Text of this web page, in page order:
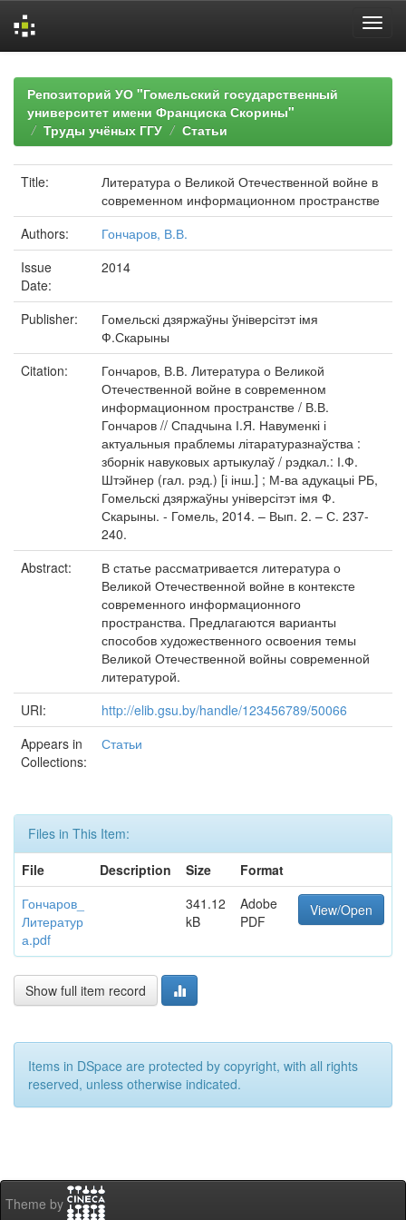
navigationРепозиторий УО "Гомельский государственный
университет имени Франциска Скорины"
Труды учёных ГГУ
Статьи
Title:
Литература о Великой Отечественной войне в
современном информационном пространстве
Authors:
Гончаров, В.В.
Issue
Date:
2014
Publisher:
Гомельскі дзяржаўны ўніверсітэт імя
Ф.Скарыны
Citation:
Гончаров, В.В. Литература о Великой
Отечественной войне в современном
информационном пространстве / В.В.
Гончаров // Спадчына І.Я. Навуменкі і
актуальныя праблемы літаратуразнаўства :
зборнік навуковых артыкулаў / рэдкал.: І.Ф.
Штэйнер (гал. рэд.) [і інш.] ; М-ва адукацыі РБ,
Гомельскі дзяржаўны універсітэт імя Ф.
Скарыны. - Гомель, 2014. – Вып. 2. – С. 237-
240.
Abstract:
В статье рассматривается литература о
Великой Отечественной войне в контексте
современного информационного
пространства. Предлагаются варианты
способов художественного освоения темы
Великой Отечественной войны современной
литературой.
URI:
http://elib.gsu.by/handle/123456789/50066
Appears in
Collections:
Статьи
Files in This Item:
File
Description Size
Format
Гончаров_
Литератур
а.pdf
341.12
kB
Adobe
PDF
View/Open
Show full item record
Items in DSpace are protected by copyright, with all rights
reserved, unless otherwise indicated.
Theme by